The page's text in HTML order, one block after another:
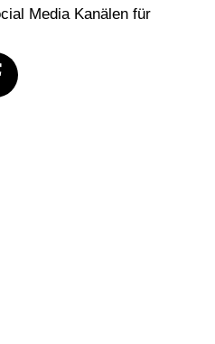
Media Kanälen für